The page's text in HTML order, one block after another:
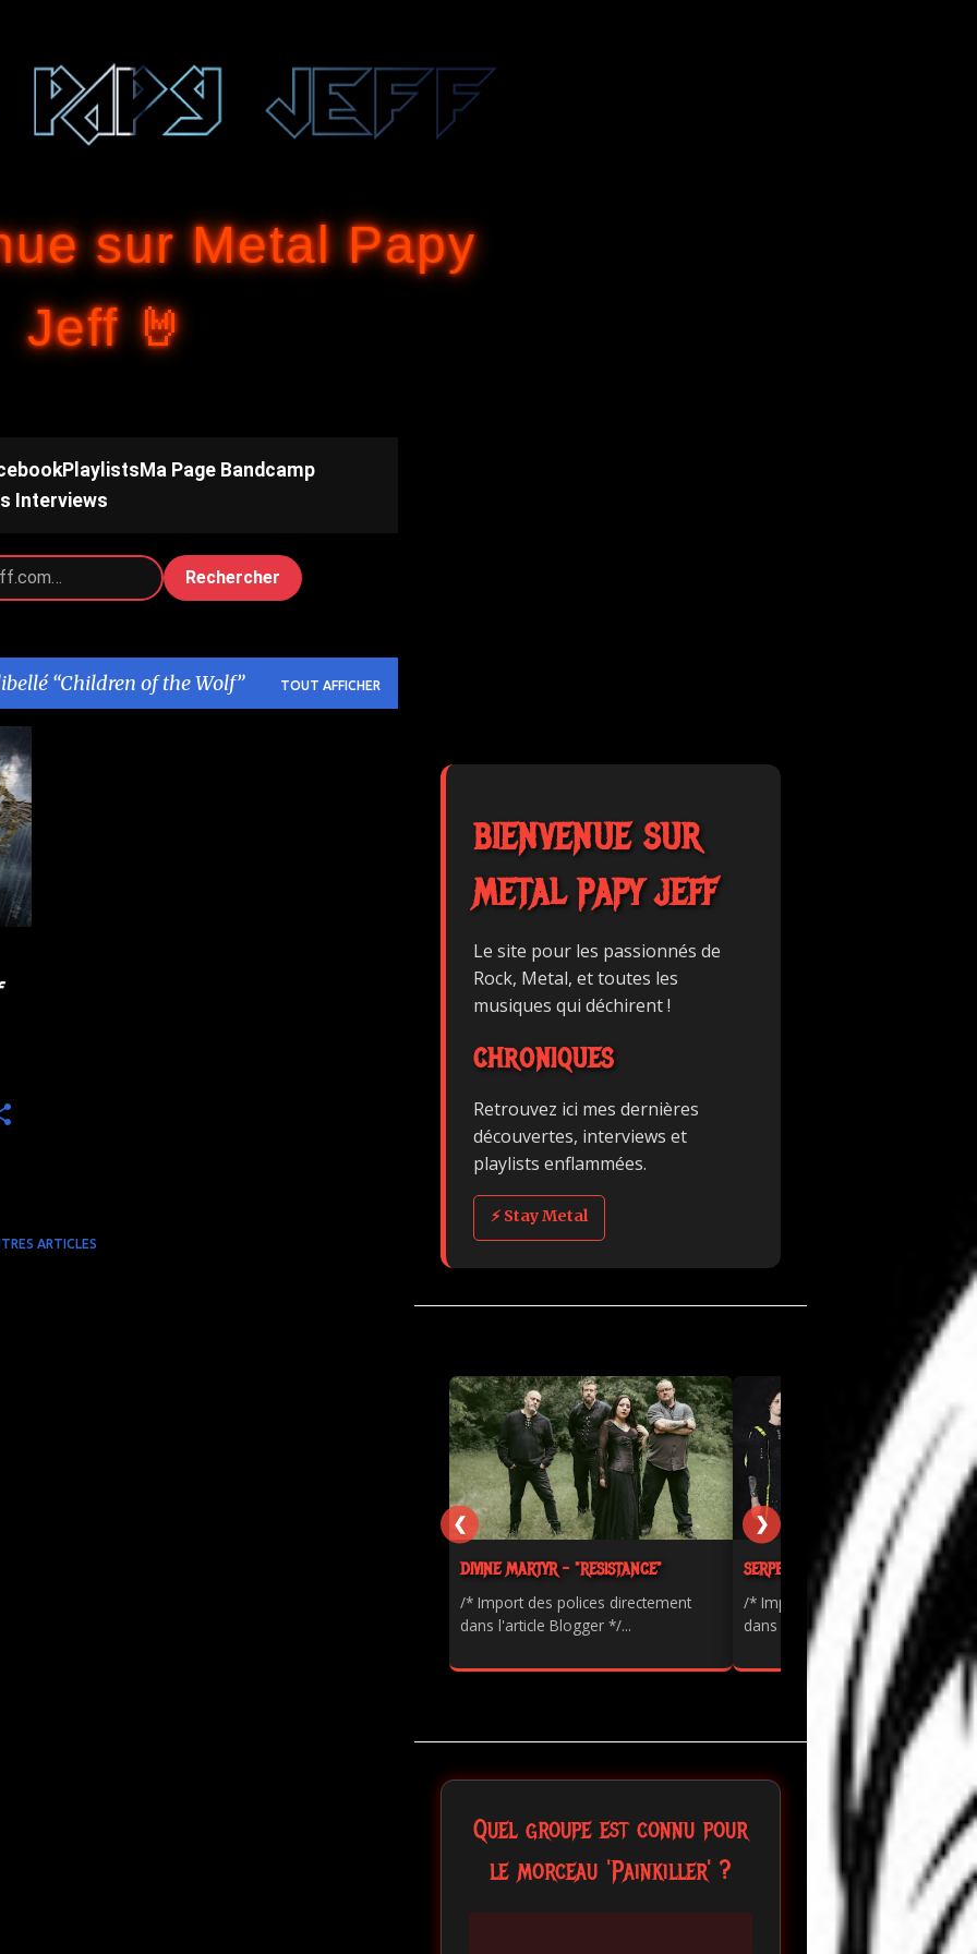
sur Metal Papy
Jeff 🤘
Playlists Ma Page Bandcamp
Interviews
Rechercher
Children of the Wolf TOUT AFFICHER
ARTICLES
BIENVENUE SUR
METAL PAPY JEFF
Le site pour les passionnés de
Rock, Metal, et toutes les
musiques qui déchirent !
CHRONIQUES
Retrouvez ici mes dernières
découvertes, interviews et
playlists enflammées.
⚡ Stay Metal
DIVINE MARTYR - "RESISTANCE"
/* Import des polices directement
dans l'article Blogger */...
SERPENTS - "PAINKILLER"
/* Import des polices directement
dans l'article Blogger */...
❮ ❯
Quel groupe est connu pour
le morceau 'Painkiller' ?